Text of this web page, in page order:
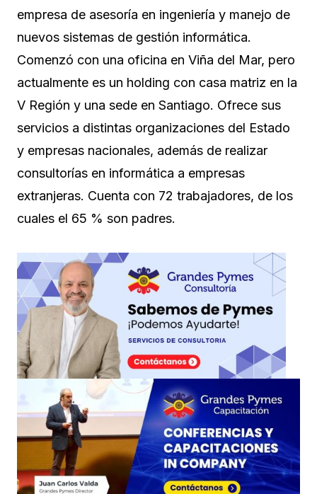
empresa de asesoría en ingeniería y manejo de
nuevos sistemas de gestión informática.
Comenzó con una oficina en Viña del Mar, pero
actualmente es un holding con casa matriz en la
V Región y una sede en Santiago. Ofrece sus
servicios a distintas organizaciones del Estado
y empresas nacionales, además de realizar
consultorías en informática a empresas
extranjeras. Cuenta con 72 trabajadores, de los
cuales el 65 % son padres.